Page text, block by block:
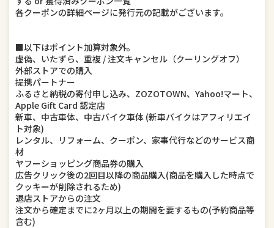
各クーポンの詳細ページに発行元の記載がございます。
■以下はポイント加算対象外。
虚偽、いたずら、重複 / 注文キャンセル（クーリングオフ）
外部ストアでの購入
提携パートナー
ふるさと納税の寄付申し込み、ZOZOTOWN、Yahoo!マート、
Apple Gift Card 認定店
新車、中古車体、中古バイク車体 (新車バイクはアフィリエイ
ト対象)
レンタル、リフォーム、クーポン、家事代行などのサービス商
材
ヤフーショッピング商品券の購入
広告クリック後の2回目以降の商品購入(商品を購入した時点で
クッキーが削除されるため)
退店ストアからの注文
注文から確定までに2ヶ月以上の期間を要するもの(予約商品等
含む)